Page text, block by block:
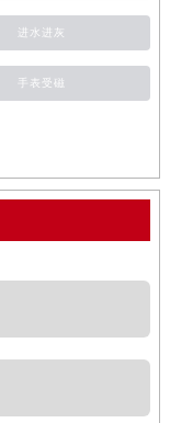
进水进灰
手表受磁